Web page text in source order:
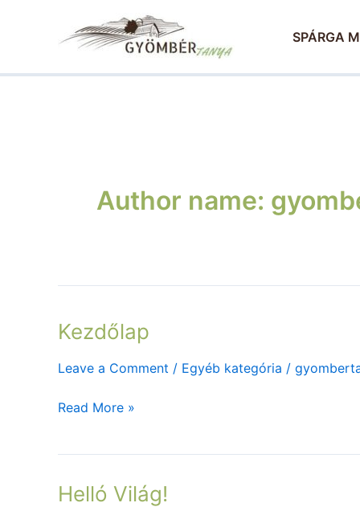
SPÁRGA
Author name:
Kezdőlap
Leave a Comment / Egyéb kategória /
Kezdőlap
Read More »
Helló Világ!
Helló